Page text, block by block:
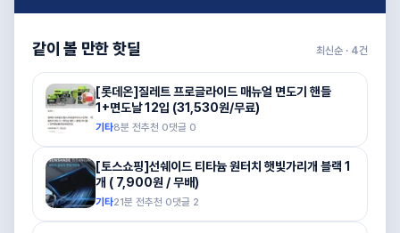
같이 볼 만한 핫딜 최신순 · 4건
[롯데온]질레트 프로글라이드 매뉴얼 면도기 핸들
1+면도날 12입 (31,530원/무료)
기타8분 전추천 0댓글 0
[토스쇼핑]선쉐이드 티타늄 원터치 햇빛가리개 블랙 1
개 ( 7,900원 / 무배)
기타21분 전추천 0댓글 2